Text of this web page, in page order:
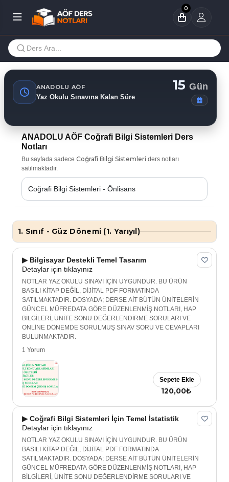
0
ANADOLU AÖF
Yaz Okulu Sınavına Kalan Süre
15Gün
ANADOLU AÖF Coğrafi Bilgi Sistemleri Ders
Notları
Bu sayfada sadece Coğrafi Bilgi Sistemleri ders notları
satılmaktadır.
1. Sınıf - Güz Dönemi (1. Yarıyıl)
▶ Bilgisayar Destekli Temel Tasarım
Detaylar için tıklayınız
NOTLAR YAZ OKULU SINAVI İÇİN UYGUNDUR. BU ÜRÜN
BASILI KİTAP DEĞİL, DİJİTAL PDF FORMATINDA
SATILMAKTADIR. DOSYADA; DERSE AİT BÜTÜN ÜNİTELERİN
GÜNCEL MÜFREDATA GÖRE DÜZENLENMİŞ NOTLARI, HAP
BİLGİLERİ, ÜNİTE SONU DEĞERLENDİRME SORULARI VE
ONLİNE DÖNEMDE SORULMUŞ SINAV SORU VE CEVAPLARI
BULUNMAKTADIR.
1 Yorum
120,00₺
Sepete Ekle
▶ Coğrafi Bilgi Sistemleri İçin Temel İstatistik
Detaylar için tıklayınız
NOTLAR YAZ OKULU SINAVI İÇİN UYGUNDUR. BU ÜRÜN
BASILI KİTAP DEĞİL, DİJİTAL PDF FORMATINDA
SATILMAKTADIR. DOSYADA; DERSE AİT BÜTÜN ÜNİTELERİN
GÜNCEL MÜFREDATA GÖRE DÜZENLENMİŞ NOTLARI, HAP
BİLGİLERİ, ÜNİTE SONU DEĞERLENDİRME SORULARI VE